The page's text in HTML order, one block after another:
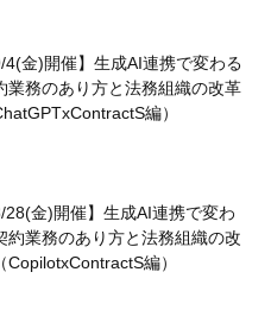
4(金)開催】生成AI連携で変わる
業務のあり方と法務組織の改革
編）
28(金)開催】生成AI連携で変わ
約業務のあり方と法務組織の改
CopilotxContractS編）